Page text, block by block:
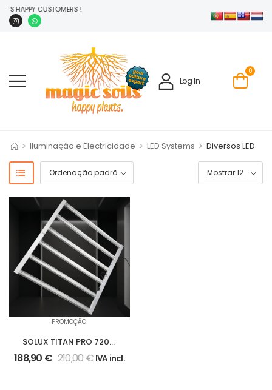
HAPPY CUSTOMERS !
Log In
0
> Iluminação e Electricidade > LED Systems > Diversos LED
PROMOÇÃO!
SOLUX TITAN PRO 720W
2,9 µmol/J (FULL
SPECTRUM)
188,90 € 210,00€ IVA incl.